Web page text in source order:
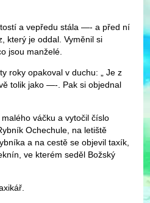
a vepředu stála —- a před ní
který je oddal. Vyměnil si
jsou manželé.
roky opakoval v duchu: „ Je z
tolik jako —-. Pak si objednal
váčku a vytočil číslo
Ochechule, na letiště
a na cestě se objevil taxík,
ve kterém seděl Božský